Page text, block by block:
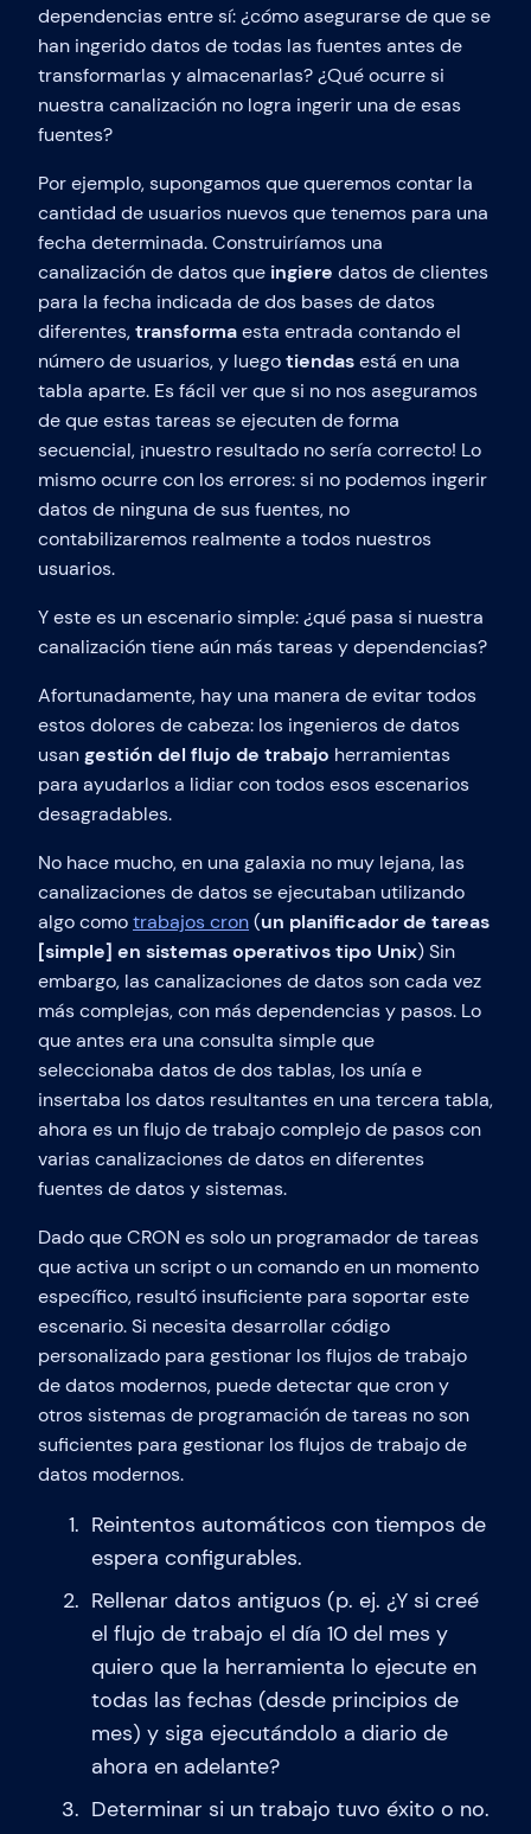
dependencias entre sí: ¿cómo asegurarse de que se
han ingerido datos de todas las fuentes antes de
transformarlas y almacenarlas? ¿Qué ocurre si
nuestra canalización no logra ingerir una de esas
fuentes?
Por ejemplo, supongamos que queremos contar la
cantidad de usuarios nuevos que tenemos para una
fecha determinada. Construiríamos una
canalización de datos que ingiere datos de clientes
para la fecha indicada de dos bases de datos
diferentes,transformaesta entrada contando el
número de usuarios, y luegotiendasestá en una
tabla aparte. Es fácil ver que si no nos aseguramos
de que estas tareas se ejecuten de forma
secuencial, ¡nuestro resultado no sería correcto! Lo
mismo ocurre con los errores: si no podemos ingerir
datos de ninguna de sus fuentes, no
contabilizaremos realmente a todos nuestros
usuarios.
Y este es un escenario simple: ¿qué pasa si nuestra
canalización tiene aún más tareas y dependencias?
Afortunadamente, hay una manera de evitar todos
estos dolores de cabeza: los ingenieros de datos
usangestión del flujo de trabajo herramientas
para ayudarlos a lidiar con todos esos escenarios
desagradables.
No hace mucho, en una galaxia no muy lejana, las
canalizaciones de datos se ejecutaban utilizando
algo comotrabajos cron(un planificador de tareas
[simple] en sistemas operativos tipo Unix) Sin
embargo, las canalizaciones de datos son cada vez
más complejas, con más dependencias y pasos. Lo
que antes era una consulta simple que
seleccionaba datos de dos tablas, los unía e
insertaba los datos resultantes en una tercera tabla,
ahora es un flujo de trabajo complejo de pasos con
varias canalizaciones de datos en diferentes
fuentes de datos y sistemas.
Dado que CRON es solo un programador de tareas
que activa un script o un comando en un momento
específico, resultó insuficiente para soportar este
escenario. Si necesita desarrollar código
personalizado para gestionar los flujos de trabajo
de datos modernos, puede detectar que cron y
otros sistemas de programación de tareas no son
suficientes para gestionar los flujos de trabajo de
datos modernos.
Reintentos automáticos con tiempos de
espera configurables.
Rellenar datos antiguos (p. ej. ¿Y si creé
el flujo de trabajo el día 10 del mes y
quiero que la herramienta lo ejecute en
todas las fechas (desde principios de
mes) y siga ejecutándolo a diario de
ahora en adelante?
Determinar si un trabajo tuvo éxito o no.